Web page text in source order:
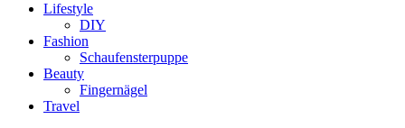
Lifestyle
DIY
Fashion
Schaufensterpuppe
Beauty
Fingernägel
Travel